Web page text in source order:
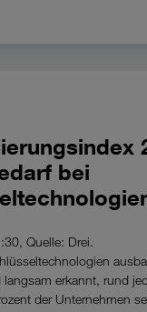
bei
Quelle: Drei.
erkannt, rund
der Unternehmen